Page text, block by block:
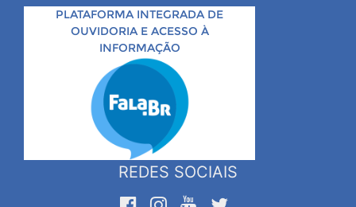
PLATAFORMA INTEGRADA DE
OUVIDORIA E ACESSO À
INFORMAÇÃO
REDES SOCIAIS